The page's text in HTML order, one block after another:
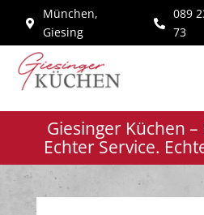

München,
Giesing

089
73
Giesinger Küchen
Echter Service.